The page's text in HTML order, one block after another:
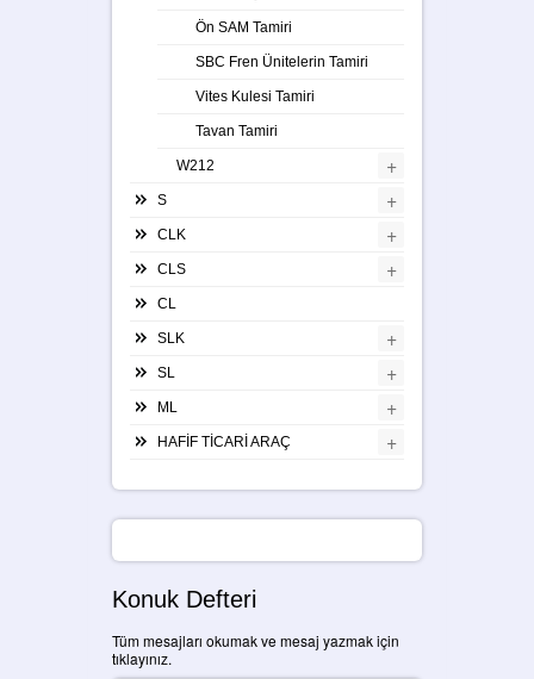
Ön SAM Tamiri
SBC Fren Ünitelerin Tamiri
Vites Kulesi Tamiri
Tavan Tamiri
W212 +
S +
CLK +
CLS +
CL
SLK +
SL +
ML +
HAFİF TİCARİ ARAÇ +
Konuk Defteri
Tüm mesajları okumak ve mesaj yazmak için
tıklayınız.